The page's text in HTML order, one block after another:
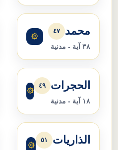
محمد ٤٧
٣٨ آية - مدنية
۞
الحجرات ٤٩
١٨ آية - مدنية
۞
الذاريات ٥١
۞